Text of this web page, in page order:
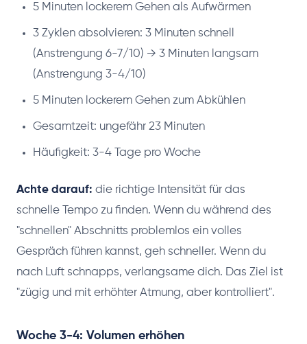
5 Minuten lockerem Gehen als Aufwärmen
3 Zyklen absolvieren: 3 Minuten schnell
(Anstrengung 6-7/10) → 3 Minuten langsam
(Anstrengung 3-4/10)
5 Minuten lockerem Gehen zum Abkühlen
Gesamtzeit: ungefähr 23 Minuten
Häufigkeit: 3-4 Tage pro Woche
Achte darauf: die richtige Intensität für das
schnelle Tempo zu finden. Wenn du während des
"schnellen" Abschnitts problemlos ein volles
Gespräch führen kannst, geh schneller. Wenn du
nach Luft schnapps, verlangsame dich. Das Ziel ist
"zügig und mit erhöhter Atmung, aber kontrolliert".
Woche 3-4: Volumen erhöhen